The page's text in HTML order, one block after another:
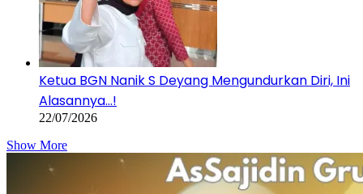
Ketua BGN Nanik S Deyang Mengundurkan Diri, Ini
Alasannya…!
22/07/2026
Show More